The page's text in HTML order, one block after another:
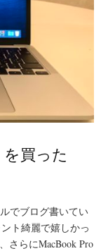
を買った
でブログ書いてい
ト綺麗で嬉しかっ
さらにMacBook Pro